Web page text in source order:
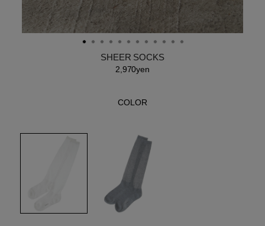
SHEER SOCKS
2,970yen
COLOR